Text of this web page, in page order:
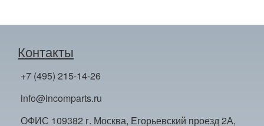
Контакты
+7 (495) 215-14-26
info@incomparts.ru
ОФИС 109382 г. Москва, Егорьевский проезд 2А,